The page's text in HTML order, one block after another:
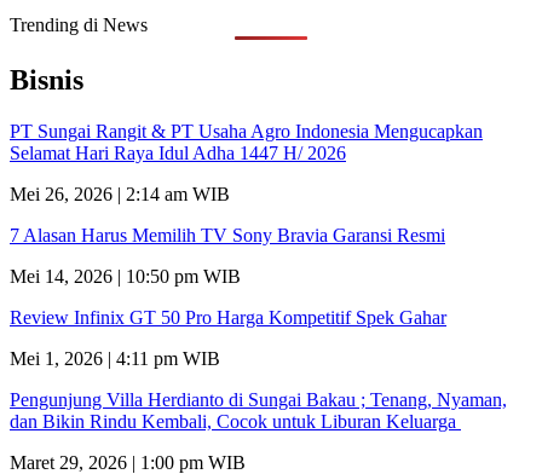
Trending di News
Bisnis
PT Sungai Rangit & PT Usaha Agro Indonesia Mengucapkan
Selamat Hari Raya Idul Adha 1447 H/ 2026
Mei 26, 2026 | 2:14 am WIB
7 Alasan Harus Memilih TV Sony Bravia Garansi Resmi
Mei 14, 2026 | 10:50 pm WIB
Review Infinix GT 50 Pro Harga Kompetitif Spek Gahar
Mei 1, 2026 | 4:11 pm WIB
Pengunjung Villa Herdianto di Sungai Bakau ; Tenang, Nyaman,
dan Bikin Rindu Kembali, Cocok untuk Liburan Keluarga
Maret 29, 2026 | 1:00 pm WIB